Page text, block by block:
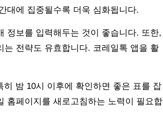
대에 집중될수록 더욱 심화됩니다.
정보를 입력해두는 것이 좋습니다. 또한,
전략도 유효합니다. 코레일톡 앱을 활
밤 10시 이후에 확인하면 좋은 표를 잡
홈페이지를 새로고침하는 노력이 필요합